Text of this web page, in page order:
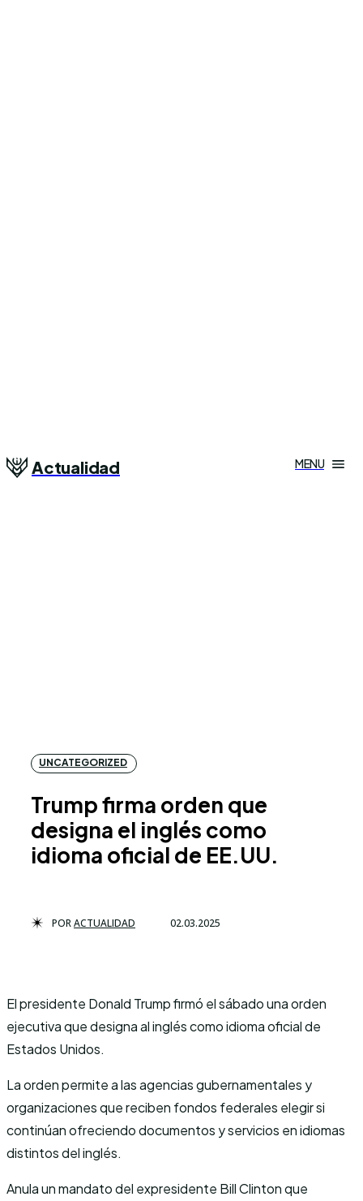
Actualidad MENU
UNCATEGORIZED
Trump firma orden que
designa el inglés como
idioma oficial de EE.UU.
PORACTUALIDAD 02.03.2025
El presidente Donald Trump firmó el sábado una orden
ejecutiva que designa al inglés como idioma oficial de
Estados Unidos.
La orden permite a las agencias gubernamentales y
organizaciones que reciben fondos federales elegir si
continúan ofreciendo documentos y servicios en idiomas
distintos del inglés.
Anula un mandato del expresidente Bill Clinton que